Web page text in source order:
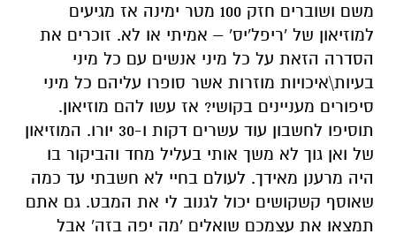
משם ושוברים חזק 100 מטר ימינה אז מגיעים
למוזיאון של 'ריפל'יס' – אמיתי או לא. זוכרים את
הסדרה הזאת על כל מיני אנשים עם כל מיני
בעיות\איכויות מוזרות אשר סופרו עליהם כל מיני
סיפורים מעניינים בקושי? אז עשו להם מוזיאון.
תוסיפו לחשבון עוד עשרים דקות ו-30 יורו. המוזיאון
של ואן גוך לא משך אותי בעליל מחד והביקור בו
היה מרענן מאידך. לעולם בחיי לא חשבתי עד כמה
שאוסף קשקושים יכול לגנוב לי את המבט. גם אתם
תמצאו את עצמכם שואלים 'מה יפה בזה' אבל